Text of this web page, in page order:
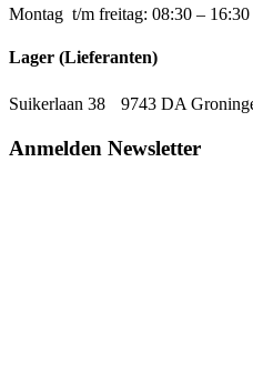
Montag t/m freitag: 08:30 – 16:30
Lager (Lieferanten)
Suikerlaan 38 9743 DA
Anmelden Newsletter